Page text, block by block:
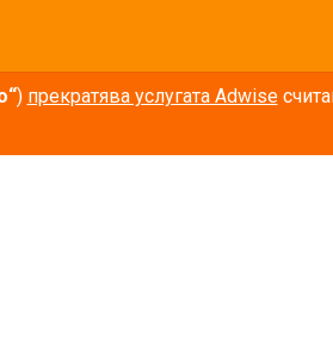
) прекратява услугата Adwise